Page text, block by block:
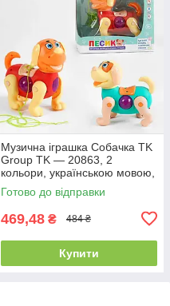
Музична іграшка Собачка TK
Group TK — 20863, 2
кольори, українською мовою,
батарейками
Готово до відправки
469,48 ₴ 484 ₴
Купити